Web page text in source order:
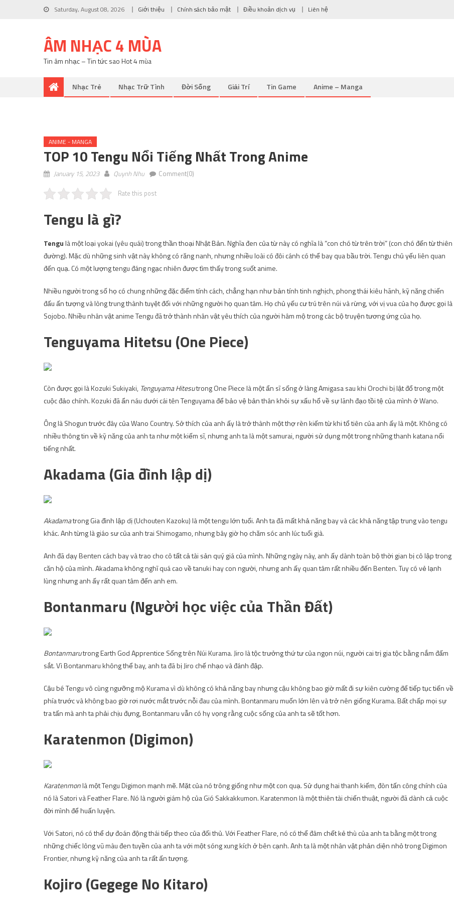
Saturday, August 08, 2026 Giới thiệu Chính sách bảo mật Điều khoản dịch vụ Liên hệ
ÂM NHẠC 4 MÙA
Tin âm nhạc – Tin tức sao Hot 4 mùa
Nhạc Trẻ Nhạc Trữ Tình Đời Sống Giải Trí Tin Game Anime – Manga
ANIME - MANGA
TOP 10 Tengu Nổi Tiếng Nhất Trong Anime
January 15, 2023 Quynh Nhu Comment(0)
Rate this post
Tengu là gì?
Tengulà một loại yokai (yêu quái) trong thần thoại Nhật Bản. Nghĩa đen của từ này có nghĩa là “con chó từ trên trời” (con chó đến từ thiên
đường). Mặc dù những sinh vật này không có răng nanh, nhưng nhiều loài có đôi cánh có thể bay qua bầu trời. Tengu chủ yếu liên quan
đến quạ. Có một lượng tengu đáng ngạc nhiên được tìm thấy trong suốt anime.
Nhiều người trong số họ có chung những đặc điểm tính cách, chẳng hạn như bản tính tinh nghịch, phong thái kiêu hãnh, kỹ năng chiến
đấu ấn tượng và lòng trung thành tuyệt đối với những người họ quan tâm. Họ chủ yếu cư trú trên núi và rừng, với vị vua của họ được gọi là
Sojobo. Nhiều nhân vật anime Tengu đã trở thành nhân vật yêu thích của người hâm mộ trong các bộ truyện tương ứng của họ.
Tenguyama Hitetsu (One Piece)
Còn được gọi là Kozuki Sukiyaki, Tenguyama Hitesutrong One Piece là một ẩn sĩ sống ở làng Amigasa sau khi Orochi bị lật đổ trong một
cuộc đảo chính. Kozuki đã ẩn náu dưới cái tên Tenguyama để bảo vệ bản thân khỏi sự xấu hổ về sự lãnh đạo tồi tệ của mình ở Wano.
Ông là Shogun trước đây của Wano Country. Sở thích của anh ấy là trở thành một thợ rèn kiếm từ khi tổ tiên của anh ấy là một. Không có
nhiều thông tin về kỹ năng của anh ta như một kiếm sĩ, nhưng anh ta là một samurai, người sử dụng một trong những thanh katana nổi
tiếng nhất.
Akadama (Gia đình lập dị)
Akadamatrong Gia đình lập dị (Uchouten Kazoku) là một tengu lớn tuổi. Anh ta đã mất khả năng bay và các khả năng tập trung vào tengu
khác. Anh từng là giáo sư của anh trai Shimogamo, nhưng bây giờ họ chăm sóc anh lúc tuổi già.
Anh đã dạy Benten cách bay và trao cho cô tất cả tài sản quý giá của mình. Những ngày này, anh ấy dành toàn bộ thời gian bị cô lập trong
căn hộ của mình. Akadama không nghĩ quá cao về tanuki hay con người, nhưng anh ấy quan tâm rất nhiều đến Benten. Tuy có vẻ lạnh
lùng nhưng anh ấy rất quan tâm đến anh em.
Bontanmaru (Người học việc của Thần Đất)
Bontanmarutrong Earth God Apprentice Sống trên Núi Kurama. Jiro là tộc trưởng thứ tư của ngọn núi, người cai trị gia tộc bằng nắm đấm
sắt. Vì Bontanmaru không thể bay, anh ta đã bị Jiro chế nhạo và đánh đập.
Cậu bé Tengu vô cùng ngưỡng mộ Kurama vì dù không có khả năng bay nhưng cậu không bao giờ mất đi sự kiên cường để tiếp tục tiến về
phía trước và không bao giờ rơi nước mắt trước nỗi đau của mình. Bontanmaru muốn lớn lên và trở nên giống Kurama. Bất chấp mọi sự
tra tấn mà anh ta phải chịu đựng, Bontanmaru vẫn có hy vọng rằng cuộc sống của anh ta sẽ tốt hơn.
Karatenmon (Digimon)
Karatenmonlà một Tengu Digimon mạnh mẽ. Mặt của nó trông giống như một con quạ. Sử dụng hai thanh kiếm, đòn tấn công chính của
nó là Satori và Feather Flare. Nó là người giám hộ của Gió Sakkakkumon. Karatenmon là một thiên tài chiến thuật, người đã dành cả cuộc
đời mình để huấn luyện.
Với Satori, nó có thể dự đoán động thái tiếp theo của đối thủ. Với Feather Flare, nó có thể đâm chết kẻ thù của anh ta bằng một trong
những chiếc lông vũ màu đen tuyền của anh ta với một sóng xung kích ở bên cạnh. Anh ta là một nhân vật phản diện nhỏ trong Digimon
Frontier, nhưng kỹ năng của anh ta rất ấn tượng.
Kojiro (Gegege No Kitaro)